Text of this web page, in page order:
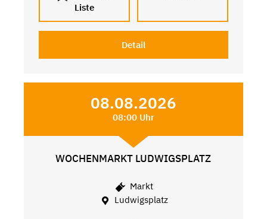
Liste
Detail
08.08.2026
08:00 Uhr
WOCHENMARKT LUDWIGSPLATZ
Markt
Ludwigsplatz